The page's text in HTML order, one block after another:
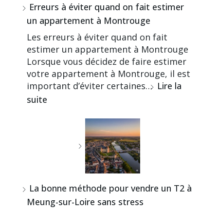
Erreurs à éviter quand on fait estimer
un appartement à Montrouge
Les erreurs à éviter quand on fait
estimer un appartement à Montrouge
Lorsque vous décidez de faire estimer
votre appartement à Montrouge, il est
important d’éviter certaines… Lire la
suite
La bonne méthode pour vendre un T2 à
Meung-sur-Loire sans stress